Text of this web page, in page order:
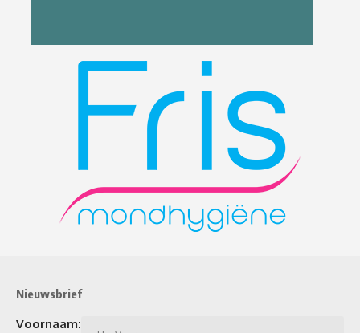
Nieuwsbrief
Voornaam: